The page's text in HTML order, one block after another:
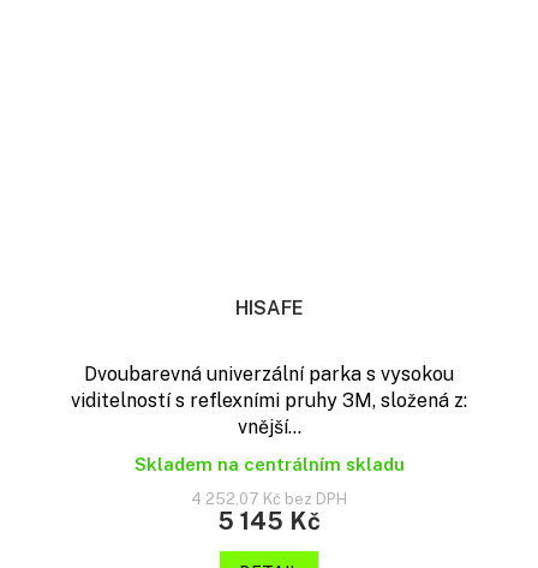
HISAFE
Dvoubarevná univerzální parka s vysokou
viditelností s reflexními pruhy 3M, složená z:
vnější...
Skladem na centrálním skladu
4 252,07 Kč bez DPH
5 145 Kč